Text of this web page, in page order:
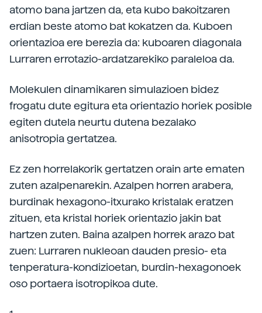
atomo bana jartzen da, eta kubo bakoitzaren
erdian beste atomo bat kokatzen da. Kuboen
orientazioa ere berezia da: kuboaren diagonala
Lurraren errotazio-ardatzarekiko paraleloa da.
Molekulen dinamikaren simulazioen bidez
frogatu dute egitura eta orientazio horiek posible
egiten dutela neurtu dutena bezalako
anisotropia gertatzea.
Ez zen horrelakorik gertatzen orain arte ematen
zuten azalpenarekin. Azalpen horren arabera,
burdinak hexagono-itxurako kristalak eratzen
zituen, eta kristal horiek orientazio jakin bat
hartzen zuten. Baina azalpen horrek arazo bat
zuen: Lurraren nukleoan dauden presio- eta
tenperatura-kondizioetan, burdin-hexagonoek
oso portaera isotropikoa dute.